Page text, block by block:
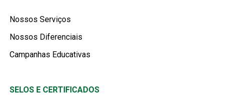
Nossos Serviços
Nossos Diferenciais
Campanhas Educativas
SELOS E CERTIFICADOS